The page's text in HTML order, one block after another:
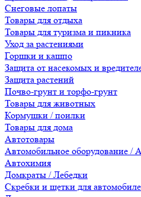
Снеговые лопаты
Товары для отдыха
Товары для туризма и пикника
Уход за растениями
Горшки и кашпо
Защита от насекомых и
Защита растений
Почво-грунт и торфо-грунт
Товары для животных
Кормушки / поилки
Товары для дома
Автотовары
Автомобильное оборудование /
Автохимия
Домкраты / Лебедки
Скребки и щетки для